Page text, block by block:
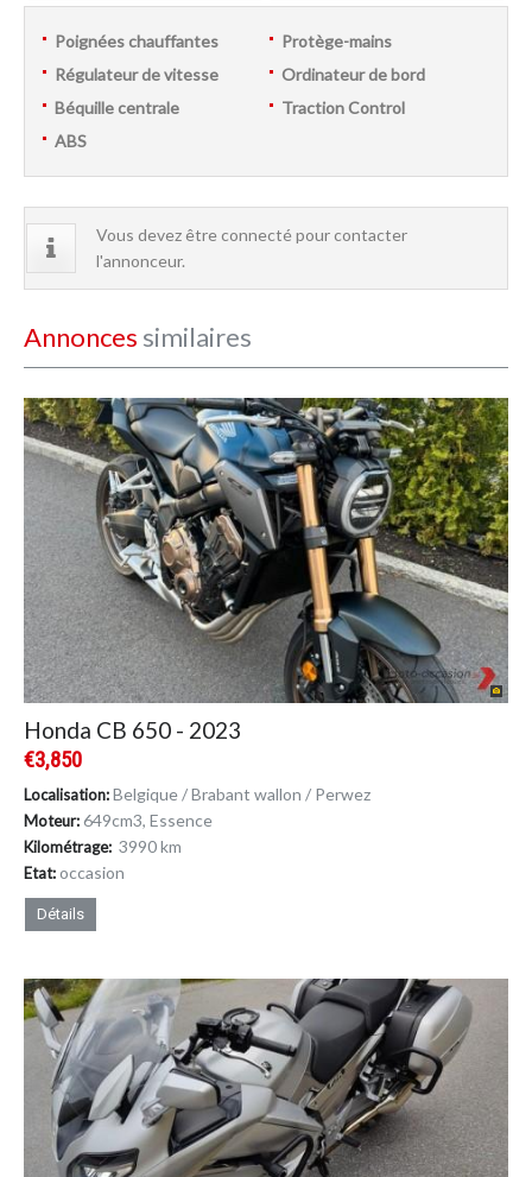
Poignées chauffantes
Protège-mains
Régulateur de vitesse
Ordinateur de bord
Béquille centrale
Traction Control
ABS
Vous devez être connecté pour contacter
l'annonceur.
Annonces similaires
Honda CB 650 - 2023
€3,850
Localisation:Belgique / Brabant wallon / Perwez
Moteur:649cm3, Essence
Kilométrage: 3990 km
Etat:occasion
Détails